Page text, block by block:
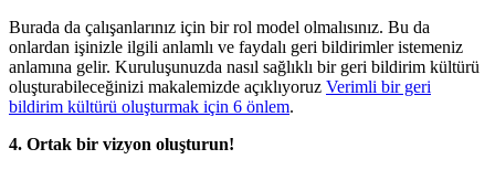
Burada da çalışanlarınız için bir rol model olmalısınız. Bu da
onlardan işinizle ilgili anlamlı ve faydalı geri bildirimler istemeniz
anlamına gelir. Kuruluşunuzda nasıl sağlıklı bir geri bildirim kültürü
oluşturabileceğinizi makalemizde açıklıyoruz Verimli bir geri
bildirim kültürü oluşturmak için 6 önlem.
4. Ortak bir vizyon oluşturun!